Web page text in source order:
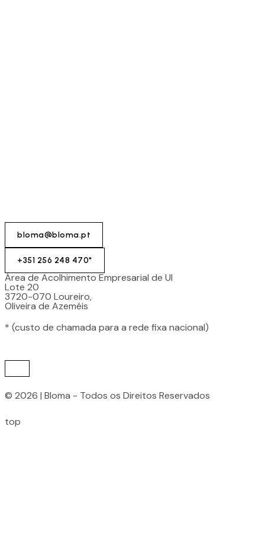
bloma@bloma.pt
+351 256 248 470*
Área de Acolhimento Empresarial de Ul
Lote 20
3720-070 Loureiro,
Oliveira de Azeméis
* (custo de chamada para a rede fixa nacional)
© 2026 | Bloma - Todos os Direitos Reservados
top